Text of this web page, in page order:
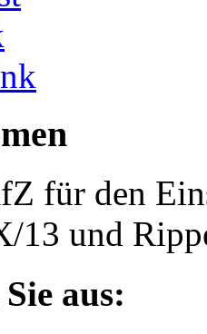
für den
13 und
aus: